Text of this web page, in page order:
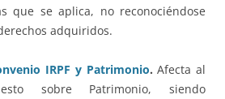
que se aplica, no reconociéndose
adquiridos.
IRPF y Patrimonio.Afecta al
sobre Patrimonio, siendo